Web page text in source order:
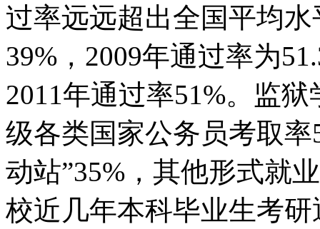
过率远远超出全国平均
39%，2009年通过率为
2011年通过率51%。监
级各类国家公务员考取
动站”35%，其他形式就
校近几年本科毕业生考